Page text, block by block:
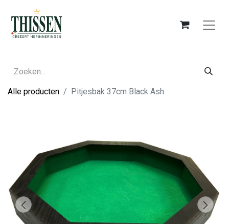
Alle producten Pitjesbak 37cm Black Ash